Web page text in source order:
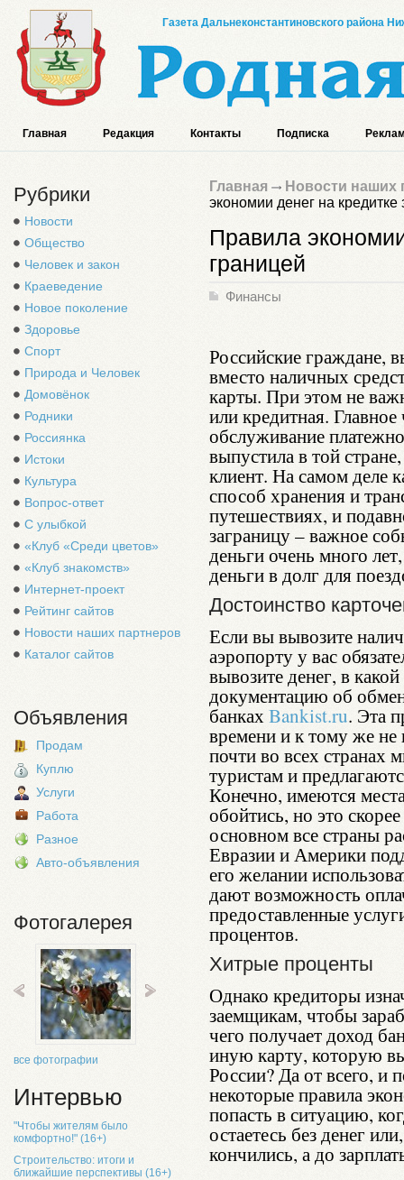
Газета Дальнеконстантиновского района
Главная Редакция Контакты Подписка
Рубрики
Новости
Общество
Человек и закон
Краеведение
Новое поколение
Здоровье
Спорт
Природа и Человек
Домовёнок
Родники
Россиянка
Истоки
Культура
Вопрос-ответ
С улыбкой
«Клуб «Среди цветов»
«Клуб знакомств»
Интернет-проект
Рейтинг сайтов
Новости наших партнеров
Каталог сайтов
Объявления
Продам
Куплю
Услуги
Работа
Разное
Авто-объявления
Фотогалерея
все фотографии
Интервью
"Чтобы жителям было
комфортно!" (16+)
Строительство: итоги и
ближайшие перспективы (16+)
Главная
Новости наших
экономии денег на кредитке
Правила
границей
Финансы
Российские граждане,
вместо наличных
карты. При этом не
или кредитная.
обслуживание
выпустила в той
клиент. На самом деле
способ хранения и
путешествиях, и
заграницу – важное
деньги очень много
деньги в долг для
Достоинство
Если вы вывозите
аэропорту у вас
вывозите денег, в
документацию об
банкахBankist.ru. Эта
времени и к тому же
почти во всех странах
туристам и
Конечно, имеются
обойтись, но это
основном все страны
Евразии и Америки
его желании
дают возможность
предоставленные
процентов.
Хитрые проценты
Однако кредиторы
заемщикам, чтобы
чего получает доход
иную карту, которую
России? Да от всего, и
некоторые правила
попасть в ситуацию,
остаетесь без денег
кончились, а до